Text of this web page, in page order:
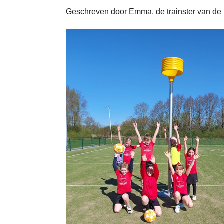
Geschreven door Emma, de trainster van de